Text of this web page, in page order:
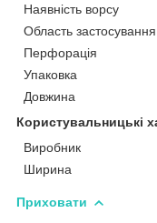
Наявність ворсу
Область застосування
Перфорація
Упаковка
Довжина
Користувальницькі
Виробник
Ширина
Приховати